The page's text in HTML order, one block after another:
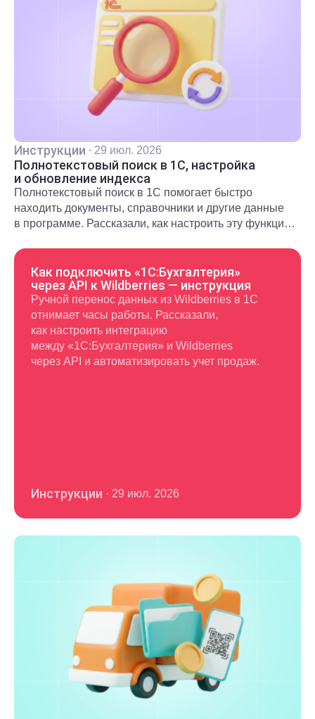
Инструкции · 29 июл. 2026
Полнотекстовый поиск в 1С, настройка
и обновление индекса
Полнотекстовый поиск в 1С помогает быстро
находить документы, справочники и другие данные
в программе. Рассказали, как настроить эту функцию
Как подключить «1С:Бухгалтерия»
через API к Wildberries — инструкция
Ручной перенос данных из Wildberries в 1С
отнимает часы работы. Рассказали,
как настроить интеграцию
между «1С:Бухгалтерия» и Wildberries
через API и автоматизировать учет продаж.
Инструкции · 29 июл. 2026